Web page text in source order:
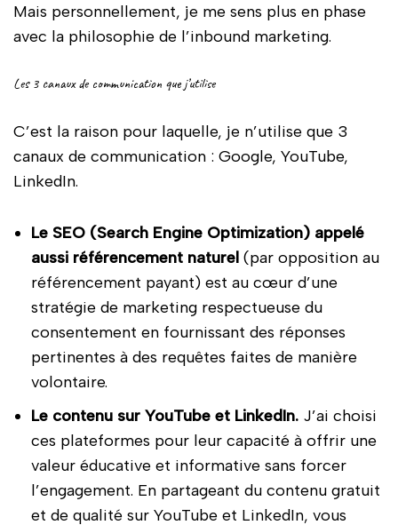
Mais personnellement, je me sens plus en phase
avec la philosophie de l’inbound marketing.
Les 3 canaux de communication que j’utilise
C’est la raison pour laquelle, je n’utilise que 3
canaux de communication : Google, YouTube,
LinkedIn.
Le SEO (Search Engine Optimization) appelé
aussi référencement naturel (par opposition au
référencement payant) est au cœur d’une
stratégie de marketing respectueuse du
consentement en fournissant des réponses
pertinentes à des requêtes faites de manière
volontaire.
Le contenu sur YouTube et LinkedIn. J’ai choisi
ces plateformes pour leur capacité à offrir une
valeur éducative et informative sans forcer
l’engagement. En partageant du contenu gratuit
et de qualité sur YouTube et LinkedIn, vous